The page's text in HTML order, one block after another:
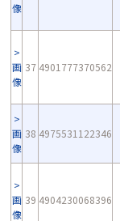
像
画
像
37 4901777370562
画
像
38 4975531122346
画
像
39 4904230068396